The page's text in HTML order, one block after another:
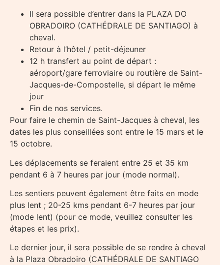
Il sera possible d’entrer dans la PLAZA DO
OBRADOIRO (CATHÉDRALE DE SANTIAGO) à
cheval.
Retour à l’hôtel / petit-déjeuner
12 h transfert au point de départ :
aéroport/gare ferroviaire ou routière de Saint-
Jacques-de-Compostelle, si départ le même
jour
Fin de nos services.
Pour faire le chemin de Saint-Jacques à cheval, les
dates les plus conseillées sont entre le 15 mars et le
15 octobre.
Les déplacements se feraient entre 25 et 35 km
pendant 6 à 7 heures par jour (mode normal).
Les sentiers peuvent également être faits en mode
plus lent ; 20-25 kms pendant 6-7 heures par jour
(mode lent) (pour ce mode, veuillez consulter les
étapes et les prix).
Le dernier jour, il sera possible de se rendre à cheval
à la Plaza Obradoiro (CATHÉDRALE DE SANTIAGO